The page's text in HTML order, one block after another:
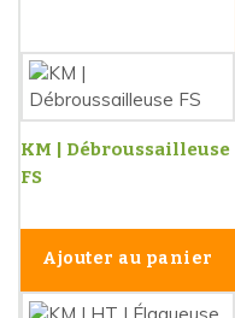
KM | Débroussailleuse
FS
Ajouter au panier